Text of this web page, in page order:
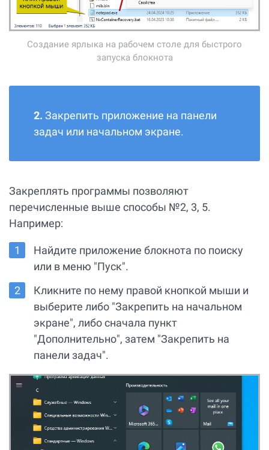
Создание ярлыка на рабочем столе для быстрого
запуска блокнота
2. Закрепить приложение на панели
задач или начальном экране.
Закреплять программы позволяют
перечисленные выше способы №2, 3, 5.
Например:
Найдите приложение блокнота по поиску
или в меню "Пуск".
Кликните по нему правой кнопкой мыши и
выберите либо "Закрепить на начальном
экране", либо сначала пункт
"Дополнительно", затем "Закрепить на
панели задач".